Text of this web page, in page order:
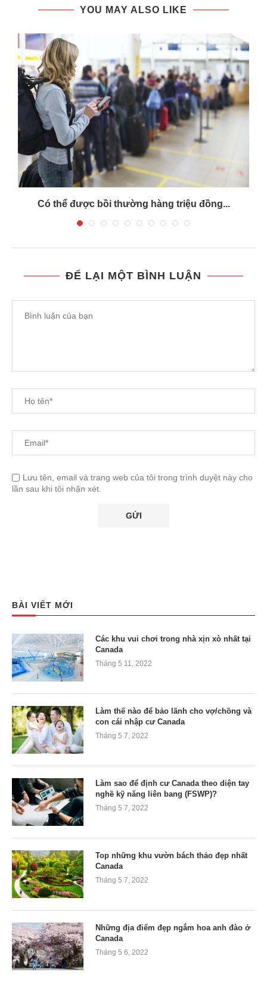
YOU MAY ALSO LIKE
Có thể được bồi thường hàng triệu đồng...
ĐỂ LẠI MỘT BÌNH LUẬN
Lưu tên, email và trang web của tôi trong trình duyệt này cho
lần sau khi tôi nhận xét.
BÀI VIẾT MỚI
Các khu vui chơi trong nhà xịn xò nhất tại
Canada
Tháng 5 11, 2022
Làm thế nào để bảo lãnh cho vợ/chồng và
con cái nhập cư Canada
Tháng 5 7, 2022
Làm sao để định cư Canada theo diện tay
nghề kỹ năng liên bang (FSWP)?
Tháng 5 7, 2022
Top những khu vườn bách thảo đẹp nhất
Canada
Tháng 5 7, 2022
Những địa điểm đẹp ngắm hoa anh đào ở
Canada
Tháng 5 6, 2022